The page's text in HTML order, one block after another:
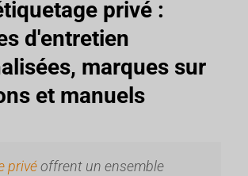
privé :
d'entretien
marques sur
et manuels
privéoffrent un ensemble